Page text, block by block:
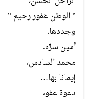
” الوطن غفور رحيم ”
وجددها،
أمين سرِّه.
محمد السادس،
إيمانا بها…
دعوة عفو،